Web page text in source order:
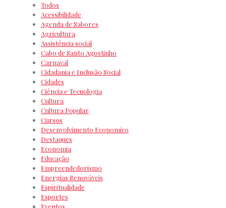
Todos
Acessibilidade
Agenda de Sabores
Agricultura
Assistência social
Cabo de Santo Agostinho
Carnaval
Cidadania e Inclusão Social
Cidades
Ciência e Tecnologia
Cultura
Cultura Popular
Cursos
Desenvolvimento Economico
Destaques
Economia
Educação
Empreendedorismo
Energias Renováveis
Espiritualidade
Esportes